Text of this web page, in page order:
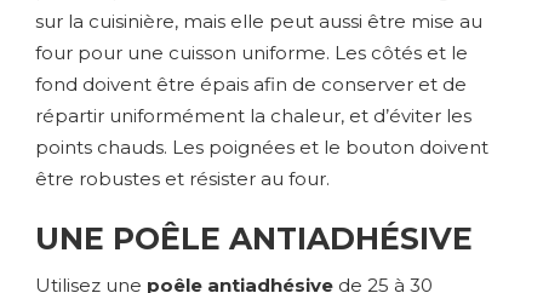
sur la cuisinière, mais elle peut aussi être mise au
four pour une cuisson uniforme. Les côtés et le
fond doivent être épais afin de conserver et de
répartir uniformément la chaleur, et d’éviter les
points chauds. Les poignées et le bouton doivent
être robustes et résister au four.
UNE POÊLE ANTIADHÉSIVE
Utilisez une poêle antiadhésive de 25 à 30